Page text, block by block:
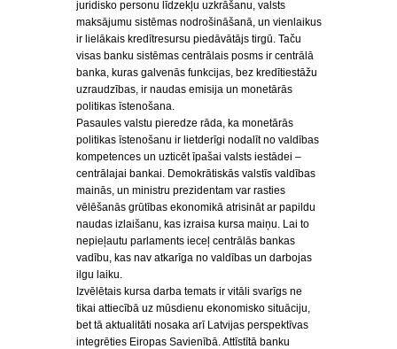
juridisko personu līdzekļu uzkrāšanu, valsts
maksājumu sistēmas nodrošināšanā, un vienlaikus
ir lielākais kredītresursu piedāvātājs tirgū. Taču
visas banku sistēmas centrālais posms ir centrālā
banka, kuras galvenās funkcijas, bez kredītiestāžu
uzraudzības, ir naudas emisija un monetārās
politikas īstenošana.
Pasaules valstu pieredze rāda, ka monetārās
politikas īstenošanu ir lietderīgi nodalīt no valdības
kompetences un uzticēt īpašai valsts iestādei –
centrālajai bankai. Demokrātiskās valstīs valdības
mainās, un ministru prezidentam var rasties
vēlēšanās grūtības ekonomikā atrisināt ar papildu
naudas izlaišanu, kas izraisa kursa maiņu. Lai to
nepieļautu parlaments ieceļ centrālās bankas
vadību, kas nav atkarīga no valdības un darbojas
ilgu laiku.
Izvēlētais kursa darba temats ir vitāli svarīgs ne
tikai attiecībā uz mūsdienu ekonomisko situāciju,
bet tā aktualitāti nosaka arī Latvijas perspektīvas
integrēties Eiropas Savienībā. Attīstītā banku